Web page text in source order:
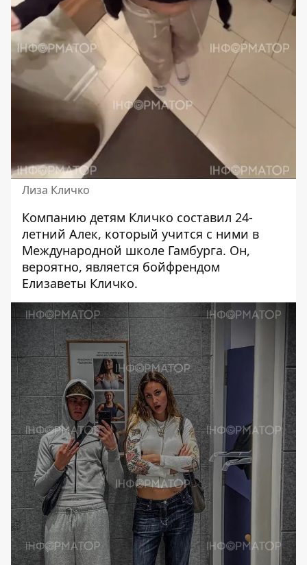
Лиза Кличко
Компанию детям Кличко составил 24-
летний Алек, который учится с ними в
Международной школе Гамбурга. Он,
вероятно, является бойфрендом
Елизаветы Кличко.